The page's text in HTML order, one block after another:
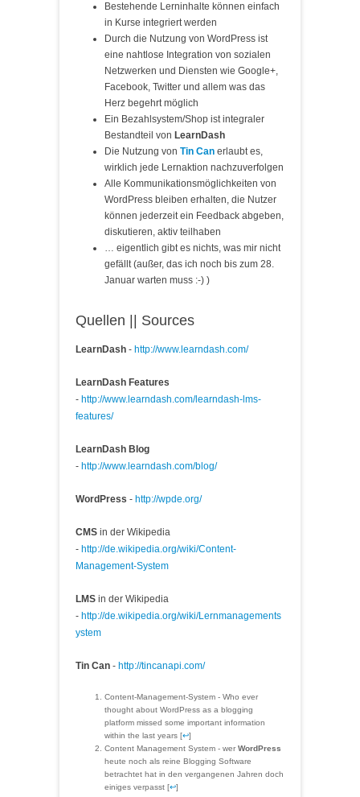
Bestehende Lerninhalte können einfach
in Kurse integriert werden
Durch die Nutzung von WordPress ist
eine nahtlose Integration von sozialen
Netzwerken und Diensten wie Google+,
Facebook, Twitter und allem was das
Herz begehrt möglich
Ein Bezahlsystem/Shop ist integraler
Bestandteil von LearnDash
Die Nutzung von Tin Can erlaubt es,
wirklich jede Lernaktion nachzuverfolgen
Alle Kommunikationsmöglichkeiten von
WordPress bleiben erhalten, die Nutzer
können jederzeit ein Feedback abgeben,
diskutieren, aktiv teilhaben
… eigentlich gibt es nichts, was mir nicht
gefällt (außer, das ich noch bis zum 28.
Januar warten muss :-) )
Quellen || Sources
LearnDash - http://www.learndash.com/
LearnDash Features
- http://www.learndash.com/learndash-lms-
features/
LearnDash Blog
- http://www.learndash.com/blog/
WordPress - http://wpde.org/
CMS in der Wikipedia
- http://de.wikipedia.org/wiki/Content-
Management-System
LMS in der Wikipedia
- http://de.wikipedia.org/wiki/Lernmanagements
ystem
Tin Can - http://tincanapi.com/
Content-Management-System - Who ever
thought about WordPress as a blogging
platform missed some important information
within the last years [↩]
Content Management System - wer WordPress
heute noch als reine Blogging Software
betrachtet hat in den vergangenen Jahren doch
einiges verpasst [↩]